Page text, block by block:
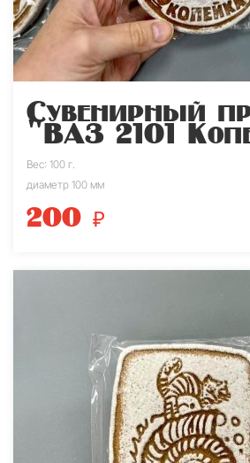
Сувенирный
"ВАЗ 2101
Вес: 100 г.
диаметр 100 мм
200 ₽